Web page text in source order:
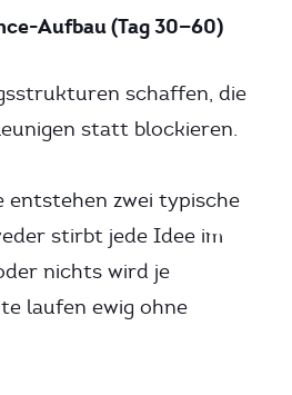
Aufbau (Tag 30—60)
schaffen, die
statt blockieren.
entstehen zwei typische
stirbt jede Idee im
nichts wird je
laufen ewig ohne